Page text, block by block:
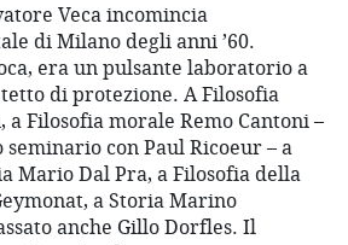
Veca incomincia
di Milano degli anni ’60.
era un pulsante laboratorio a
di protezione. A Filosofia
a Filosofia morale Remo Cantoni –
con Paul Ricoeur – a
Mario Dal Pra, a Filosofia della
a Storia Marino
anche Gillo Dorfles. Il